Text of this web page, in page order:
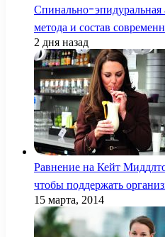
Спинально-эпидуральная
метода и состав
2 дня назад
Равнение на Кейт
чтобы поддержать
15 марта, 2014